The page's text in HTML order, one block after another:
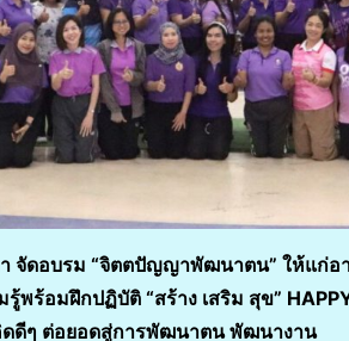
จัดอบรม “จิตตปัญญาพัฒนาตน” ให้แก่อ
พร้อมฝึกปฏิบัติ “สร้าง เสริม สุข”
ดดีๆ ต่อยอดสู่การพัฒนาตน พัฒนางาน